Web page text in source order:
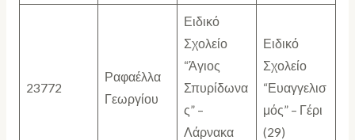
23772
Ραφαέλλα
Γεωργίου
Ειδικό
Σχολείο
“Άγιος
Σπυρίδωνα
ς” –
Λάρνακα
Ειδικό
Σχολείο
“Ευαγγελισ
μός” – Γέρι
(29)